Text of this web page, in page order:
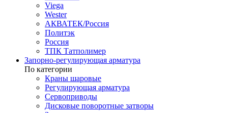
Viega
Wester
АКВАТЕК/Россия
Политэк
Россия
ТПК Татполимер
Запорно-регулирующая арматура
По категории
Краны шаровые
Регулирующая арматура
Сервоприводы
Дисковые поворотные затворы